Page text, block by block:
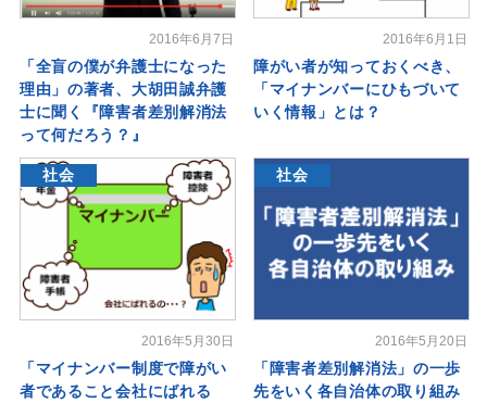
2016年6月7日
「全盲の僕が弁護士になった
理由」の著者、大胡田誠弁護
士に聞く『障害者差別解消法
って何だろう？』
2016年6月1日
障がい者が知っておくべき、
「マイナンバーにひもづいて
いく情報」とは？
社会
2016年5月30日
「マイナンバー制度で障がい
者であること会社にばれる
社会
2016年5月20日
「障害者差別解消法」の一歩
先をいく各自治体の取り組み